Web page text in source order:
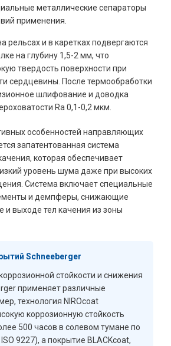
металлические сепараторы
применения.
рельсах и в каретках подвергаются
на глубину 1,5-2 мм, что
твердость поверхности при
сердцевины. После термообработки
шлифование и доводка
Ra 0,1-0,2 мкм.
особенностей направляющих
запатентованная система
которая обеспечивает
уровень шума даже при высоких
Система включает специальные
и демпферы, снижающие
и выходе тел качения из зоны
Schneeberger
стойкости и снижения
применяет различные
технология NIROcoat
коррозионную стойкость
500 часов в солевом тумане по
ISO 9227), а покрытие BLACKcoat,